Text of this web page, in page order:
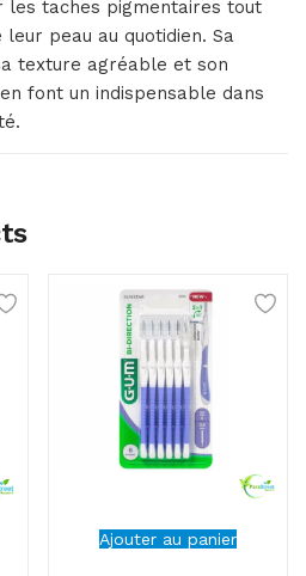
les taches pigmentaires tout
peau au quotidien. Sa
texture agréable et son
font un indispensable dans
Ajouter au panier